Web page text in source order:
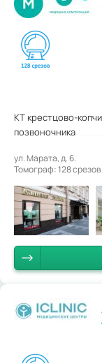
КТ крестцово-
позвоночника
ул. Марата, д. 6.
Томограф: 128